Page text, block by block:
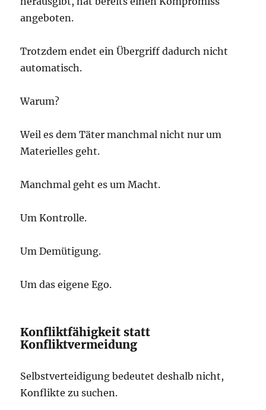
angeboten.
Trotzdem endet ein Übergriff dadurch nicht
automatisch.
Warum?
Weil es dem Täter manchmal nicht nur um
Materielles geht.
Manchmal geht es um Macht.
Um Kontrolle.
Um Demütigung.
Um das eigene Ego.
Konfliktfähigkeit statt
Konfliktvermeidung
Selbstverteidigung bedeutet deshalb nicht,
Konflikte zu suchen.